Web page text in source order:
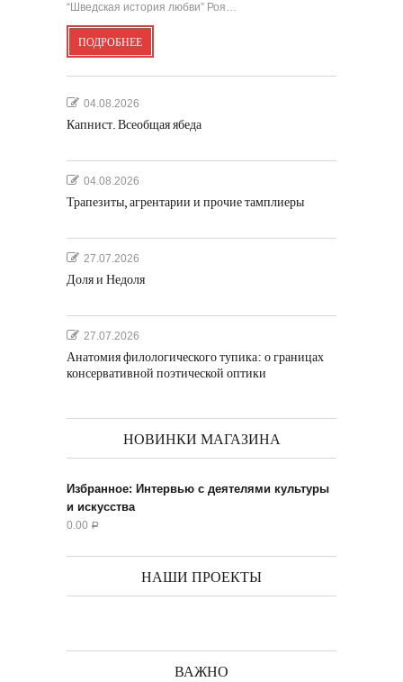
“Шведская история любви” Роя…
ПОДРОБНЕЕ
04.08.2026
Капнист. Всеобщая ябеда
04.08.2026
Трапезиты, агрентарии и прочие тамплиеры
27.07.2026
Доля и Недоля
27.07.2026
Анатомия филологического тупика: о границах
консервативной поэтической оптики
НОВИНКИ МАГАЗИНА
Избранное: Интервью с деятелями культуры
и искусства
0.00 Р
НАШИ ПРОЕКТЫ
ВАЖНО